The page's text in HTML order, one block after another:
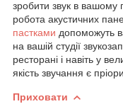
зробити звук в вашому
робота акустичних
пастками допоможуть
на вашій студії
ресторані і навіть у
якість звучання є
Приховати